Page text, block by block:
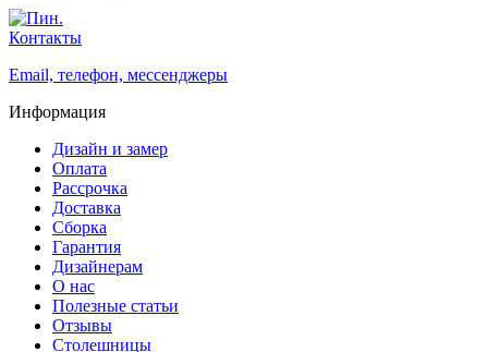
Контакты
Email, телефон, мессенджеры
Информация
Дизайн и замер
Оплата
Рассрочка
Доставка
Сборка
Гарантия
Дизайнерам
О нас
Полезные статьи
Отзывы
Столешницы